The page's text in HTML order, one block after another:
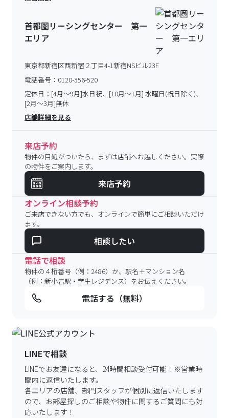
首都圏リーシングセンター 第一
エリア
東京都新宿区西新宿２丁目4-1新宿NSビル23F
電話番号： 0120-356-520
定休日： [4月～9月]水日祝、[10月～1月] 水曜日(祝日除く)、
[2月～3月]無休
店舗詳細を見る
来店予約
物件の目処がついたら、まずは店舗へお越しください。実際
の物件をご案内します。
来店予約
オンライン相談予約
ご来店できない方でも、オンラインで簡単にご相談いただけ
ます。
相談したい
電話で相談
物件の４桁番号（例：2486）か、駅名＋マンション名
（例：新小岩駅・学生レジデンス）をお伝えください。
電話する（無料）
LINEで相談
LINEでお友達になると、24時間相談受付可能！ ※営業時
間内に返信いたします。
各エリアの店舗、部門スタッフが個別に返信いたします
ので、 お部屋探しのご相談や物件に関するご質問にも対
応いたします！